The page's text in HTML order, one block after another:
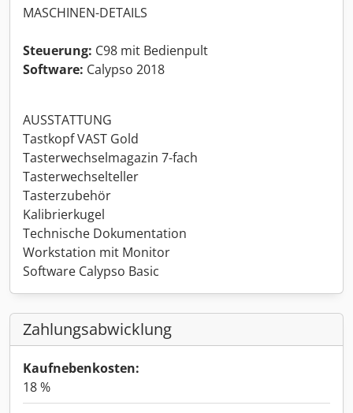
MASCHINEN-DETAILS
Steuerung: C98 mit Bedienpult
Software: Calypso 2018
AUSSTATTUNG
Tastkopf VAST Gold
Tasterwechselmagazin 7-fach
Tasterwechselteller
Tasterzubehör
Kalibrierkugel
Technische Dokumentation
Workstation mit Monitor
Software Calypso Basic
Zahlungsabwicklung
Kaufnebenkosten:
18 %